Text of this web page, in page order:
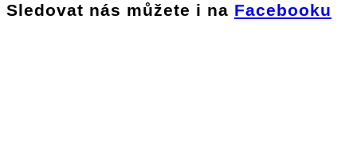
Sledovat nás můžete i na Facebooku